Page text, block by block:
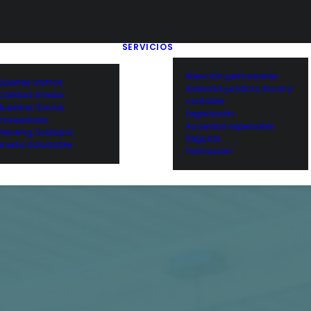
somos
Aneda
Socios
Solidario
Saludable
SERVICIOS
Atención permanente
Asesoría jurídica, fiscal y
contable
Legislación
Acuerdos especiales
Seguros
Formación